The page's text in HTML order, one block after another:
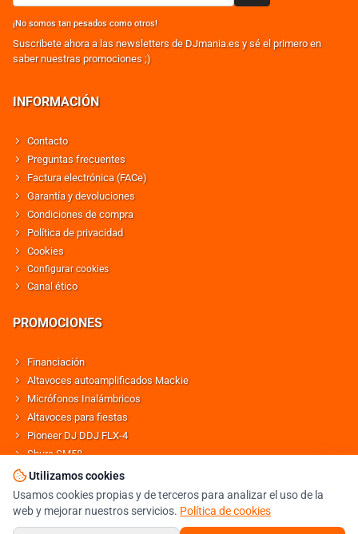
¡No somos tan pesados como otros!
Suscribete ahora a las newsletters de DJmania.es y sé el primero en
saber nuestras promociones ;)
INFORMACIÓN
Contacto
Preguntas frecuentes
Factura electrónica (FACe)
Garantía y devoluciones
Condiciones de compra
Política de privacidad
Cookies
Configurar cookies
Canal ético
PROMOCIONES
Financiación
Altavoces autoamplificados Mackie
Micrófonos Inalámbricos
Altavoces para fiestas
Pioneer DJ DDJ FLX-4
Shure SM58
Altavoces Behringer
Utilizamos cookies
Usamos cookies propias y de terceros para analizar el uso de la
web y mejorar nuestros servicios. Política de cookies